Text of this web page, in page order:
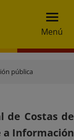
Menú
pública
de Costas de
a Información